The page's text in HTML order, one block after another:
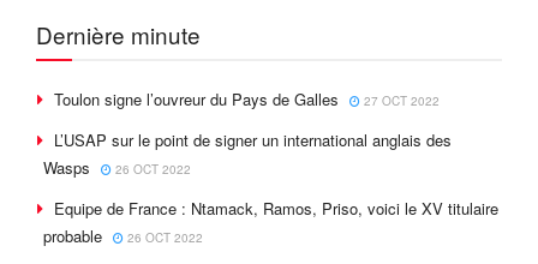
Dernière minute
Toulon signe l’ouvreur du Pays de Galles 27 OCT 2022
L’USAP sur le point de signer un international anglais des
Wasps
26 OCT 2022
Equipe de France : Ntamack, Ramos, Priso, voici le XV titulaire
probable
26 OCT 2022